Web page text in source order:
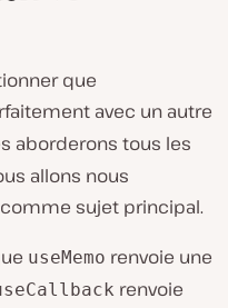
que
avec un autre
aborderons tous les
allons nous
comme sujet principal.
useMemo renvoie une
renvoie